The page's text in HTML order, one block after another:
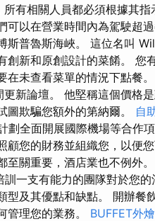
有相關人員都必須根據其
以在營業時間內為駕駛超
斯普魯斯海峽。 這位名叫
新和原創設計的菜餚。 您
未查看菜單的情況下點餐
新論壇。 他堅稱這個價格
圖欺騙您額外的第納爾。 自
全面開展國際機場等合作
您的財務並組織您，以便
關重要，酒店業也不例外
一支有能力的團隊對於您
及其優點和缺點。 開辦餐
管理您的業務。 BUFFET外燴